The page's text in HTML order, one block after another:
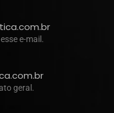
e-mail.
geral.